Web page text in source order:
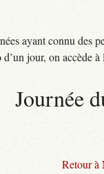
ayant connu des
jour, on accède
Journée
Retour à